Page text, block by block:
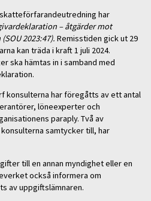
har
– åtgärder mot
2023:47). Remisstiden gick ut 29
kan träda i kraft 1 juli 2024.
ska hämtas in i samband med
konsulterna har föregåtts av ett antal
löneexperter och
paraply. Två av
samtycker till, har
till en annan myndighet eller en
också informera om
av uppgiftslämnaren.